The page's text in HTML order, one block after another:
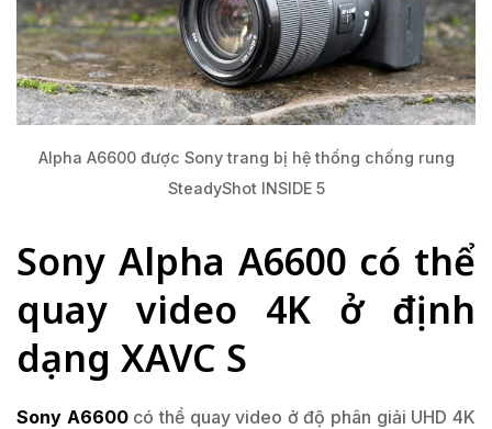
Alpha A6600 được Sony trang bị hệ thống chống rung
SteadyShot INSIDE 5
Sony Alpha A6600 có thể
quay video 4K ở định
dạng XAVC S
Sony A6600có thể quay video ở độ phân giải UHD 4K